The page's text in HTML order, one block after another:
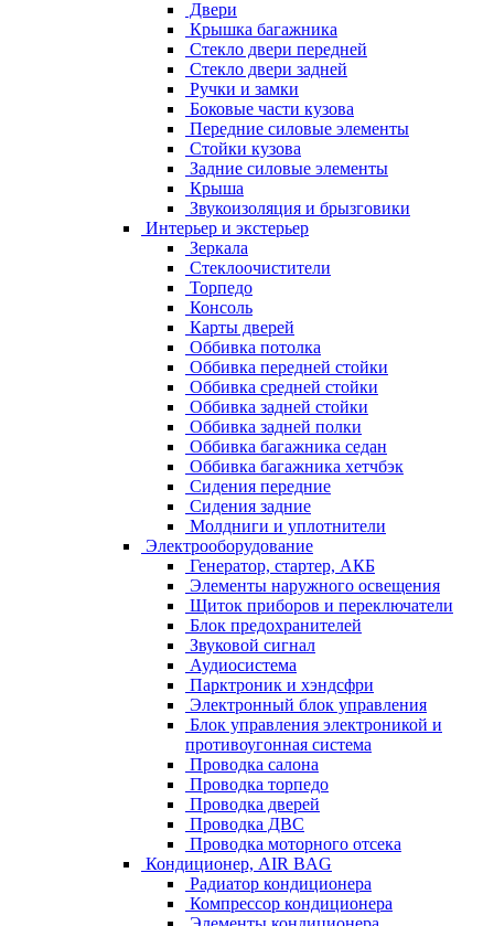
Двери
Крышка багажника
Стекло двери передней
Стекло двери задней
Ручки и замки
Боковые части кузова
Передние силовые элементы
Стойки кузова
Задние силовые элементы
Крыша
Звукоизоляция и брызговики
Интерьер и экстерьер
Зеркала
Стеклоочистители
Торпедо
Консоль
Карты дверей
Оббивка потолка
Оббивка передней стойки
Оббивка средней стойки
Оббивка задней стойки
Оббивка задней полки
Оббивка багажника седан
Оббивка багажника хетчбэк
Сидения передние
Сидения задние
Молдниги и уплотнители
Электрооборудование
Генератор, стартер, АКБ
Элементы наружного освещения
Щиток приборов и переключатели
Блок предохранителей
Звуковой сигнал
Аудиосистема
Парктроник и хэндсфри
Электронный блок управления
Блок управления электроникой и
противоугонная система
Проводка салона
Проводка торпедо
Проводка дверей
Проводка ДВС
Проводка моторного отсека
Кондиционер, AIR BAG
Радиатор кондиционера
Компрессор кондиционера